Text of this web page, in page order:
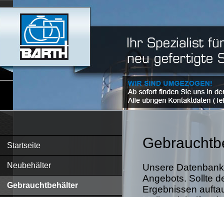
Startseite
Neubehälter
Gebrauchtbehälter
Unsere
Angebots. Sollte
Ergebnissen